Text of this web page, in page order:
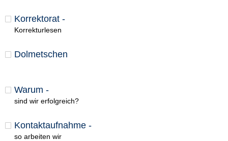
Korrektorat -
Korrekturlesen
Dolmetschen
Warum -
sind wir erfolgreich?
Kontaktaufnahme -
so arbeiten wir